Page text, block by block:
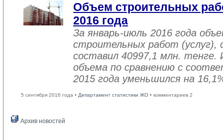
Объем строительных
2016 года
За январь-июль 2016 года
строительных работ (услуг),
составил 40997,1 млн. тенге.
объема по сравнению с
2015 года уменьшился на
5 сентября 2016 года • Департамент статистики ЖО • комментариев 2
Архив новостей